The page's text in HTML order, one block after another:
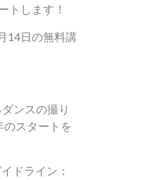
トします！
14日の無料講
ンスの撮り
スタートを
ドライン：